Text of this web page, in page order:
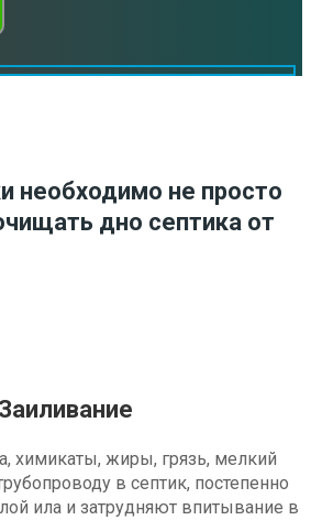
необходимо не просто
дно септика от
Заиливание
химикаты, жиры, грязь, мелкий
в септик, постепенно
ила и затрудняют впитывание в